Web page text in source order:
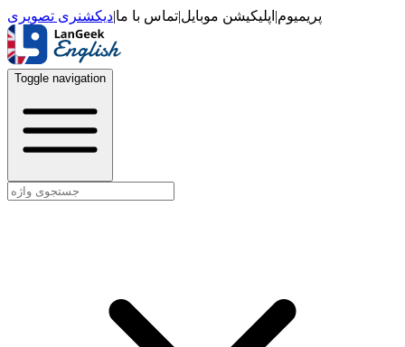
پریمیوم| اپلیکیشن موبایل|تماس با ما|دیکشنری تصویری
Toggle navigation